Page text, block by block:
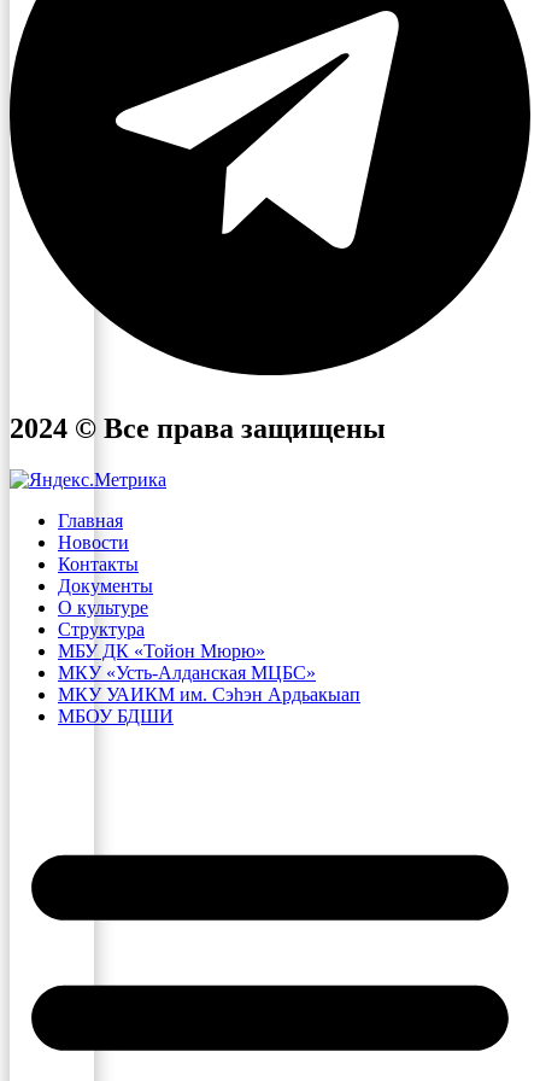
2024 © Все права защищены
Главная
Новости
Контакты
Документы
О культуре
Структура
МБУ ДК «Тойон Мюрю»
МКУ «Усть-Алданская МЦБС»
МКУ УАИКМ им. Сэһэн Ардьакыап
МБОУ БДШИ